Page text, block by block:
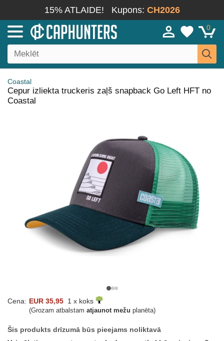
15% ATLAIDE! Kupons: CH2026
0
Coastal
Cepur izliekta truckeris zaļš snapback Go Left HFT no
Coastal
Cena: EUR 35,95 1 x koks
(Grozam atbalstam atjaunot mežu planēta)
Šis produkts drīzumā būs pieejams noliktavā